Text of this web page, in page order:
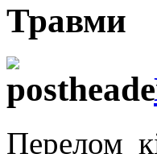
Травми
Перелом